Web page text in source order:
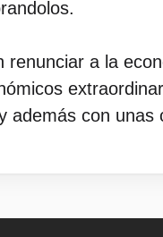
a la
con unas